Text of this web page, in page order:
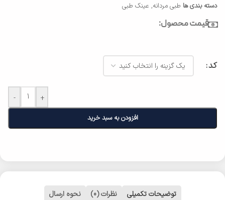
دسته بندی ها طبی مردانه, عینک طبی
قیمت محصول:
کد
- +
افزودن به سبد خرید
توضیحات تکمیلی نظرات (0) نحوه ارسال